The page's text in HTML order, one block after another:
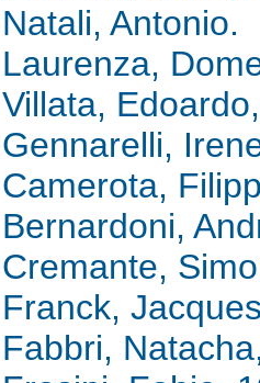
Natali, Antonio.
Laurenza,
Villata,
Gennarelli,
Camerota,
Bernardoni,
Cremante,
Franck,
Fabbri,